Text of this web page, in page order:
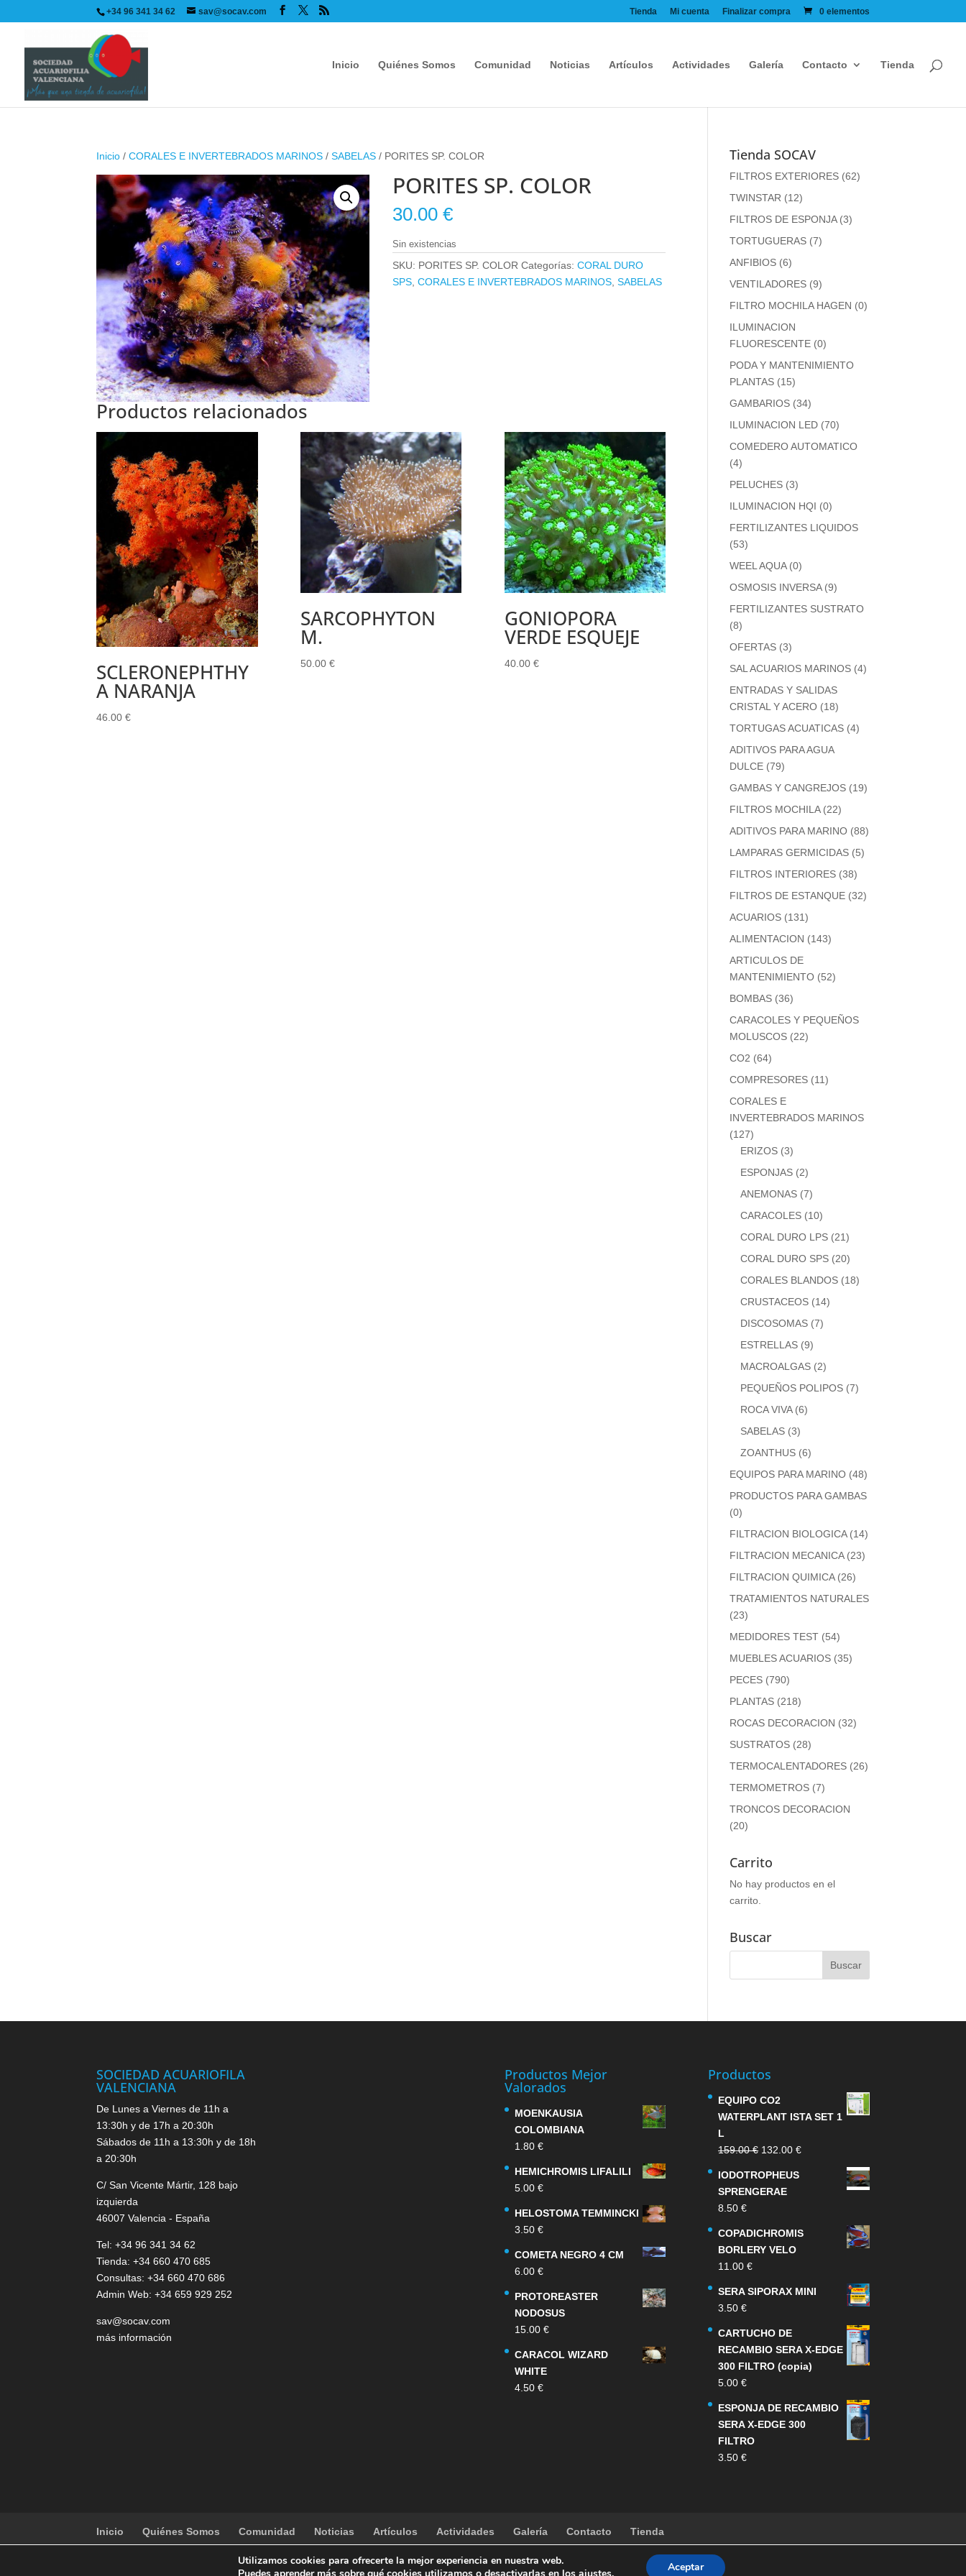
+34 96 341 34 62 sav@socav.com Tienda Mi cuenta Finalizar compra 0 elementos
Inicio Quiénes Somos Comunidad Noticias Artículos Actividades Galería Contacto Tienda
Inicio /CORALES E INVERTEBRADOS MARINOS /SABELAS / PORITES SP. COLOR
PORITES SP. COLOR
30.00€
Sin existencias
SKU: PORITES SP. COLOR Categorías:CORAL DURO
SPS ,CORALES E INVERTEBRADOS MARINOS ,SABELAS
Productos relacionados
SCLERONEPHTHY
A NARANJA
46.00€
SARCOPHYTON
M.
50.00 €
GONIOPORA
VERDE ESQUEJE
40.00 €
Tienda SOCAV
FILTROS EXTERIORES (62)
TWINSTAR (12)
FILTROS DE ESPONJA (3)
TORTUGUERAS (7)
ANFIBIOS (6)
VENTILADORES (9)
FILTRO MOCHILA HAGEN (0)
ILUMINACION
FLUORESCENTE (0)
PODA Y MANTENIMIENTO
PLANTAS (15)
GAMBARIOS (34)
ILUMINACION LED (70)
COMEDERO AUTOMATICO
(4)
PELUCHES (3)
ILUMINACION HQI (0)
FERTILIZANTES LIQUIDOS
(53)
WEEL AQUA (0)
OSMOSIS INVERSA (9)
FERTILIZANTES SUSTRATO
(8)
OFERTAS (3)
SAL ACUARIOS MARINOS (4)
ENTRADAS Y SALIDAS
CRISTAL Y ACERO (18)
TORTUGAS ACUATICAS (4)
ADITIVOS PARA AGUA
DULCE (79)
GAMBAS Y CANGREJOS (19)
FILTROS MOCHILA (22)
ADITIVOS PARA MARINO (88)
LAMPARAS GERMICIDAS (5)
FILTROS INTERIORES (38)
FILTROS DE ESTANQUE (32)
ACUARIOS (131)
ALIMENTACION (143)
ARTICULOS DE
MANTENIMIENTO (52)
BOMBAS (36)
CARACOLES Y PEQUEÑOS
MOLUSCOS (22)
CO2 (64)
COMPRESORES (11)
CORALES E
INVERTEBRADOS MARINOS
(127)
ERIZOS (3)
ESPONJAS (2)
ANEMONAS (7)
CARACOLES (10)
CORAL DURO LPS (21)
CORAL DURO SPS (20)
CORALES BLANDOS (18)
CRUSTACEOS (14)
DISCOSOMAS (7)
ESTRELLAS (9)
MACROALGAS (2)
PEQUEÑOS POLIPOS (7)
ROCA VIVA (6)
SABELAS (3)
ZOANTHUS (6)
EQUIPOS PARA MARINO (48)
PRODUCTOS PARA GAMBAS
(0)
FILTRACION BIOLOGICA (14)
FILTRACION MECANICA (23)
FILTRACION QUIMICA (26)
TRATAMIENTOS NATURALES
(23)
MEDIDORES TEST (54)
MUEBLES ACUARIOS (35)
PECES (790)
PLANTAS (218)
ROCAS DECORACION (32)
SUSTRATOS (28)
TERMOCALENTADORES (26)
TERMOMETROS (7)
TRONCOS DECORACION
(20)
Carrito
No hay productos en el
carrito.
Buscar
SOCIEDAD ACUARIOFILA
VALENCIANA
De Lunes a Viernes de 11h a
13:30h y de 17h a 20:30h
Sábados de 11h a 13:30h y de 18h
a 20:30h
C/ San Vicente Mártir, 128 bajo
izquierda
46007 Valencia - España
Tel: +34 96 341 34 62
Tienda: +34 660 470 685
Consultas: +34 660 470 686
Admin Web: +34 659 929 252
sav@socav.com
más información
Productos Mejor
Valorados
MOENKAUSIA
COLOMBIANA
1.80 €
HEMICHROMIS LIFALILI
5.00 €
HELOSTOMA TEMMINCKI
3.50 €
COMETA NEGRO 4 CM
6.00 €
PROTOREASTER
NODOSUS
15.00 €
CARACOL WIZARD
WHITE
4.50 €
Productos
EQUIPO CO2
WATERPLANT ISTA SET 1
L
159.00€ El
original
era:
132.00€El
IODOTROPHEUS
SPRENGERAE
8.50€
COPADICHROMIS
BORLERY VELO
11.00€
SERA SIPORAX MINI
3.50€
CARTUCHO DE
RECAMBIO SERA X-EDGE
300 FILTRO (copia)
5.00€
ESPONJA DE RECAMBIO
SERA X-EDGE 300
FILTRO
3.50€
Inicio Quiénes Somos Comunidad Noticias Artículos Actividades Galería Contacto Tienda
| Designed bymun2
Utilizamos cookies para ofrecerte la mejor experiencia en nuestra web.
Aceptar